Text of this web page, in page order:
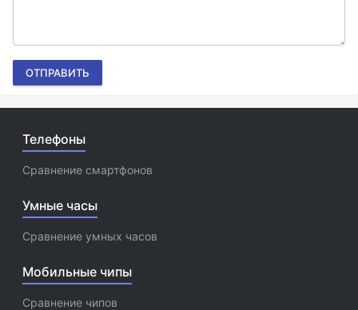
ОТПРАВИТЬ
Телефоны
Сравнение смартфонов
Умные часы
Сравнение умных часов
Мобильные чипы
Сравнение чипов